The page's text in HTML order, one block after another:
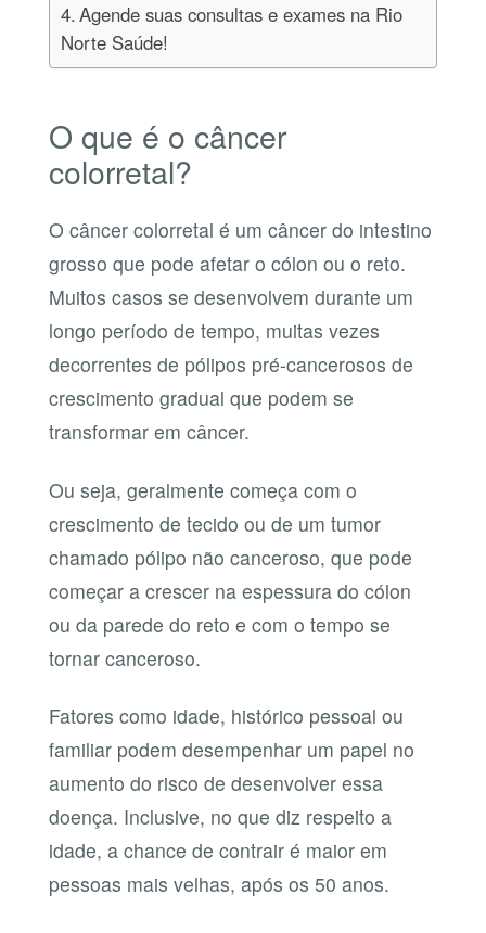
Agende suas consultas e exames na Rio
Norte Saúde!
O que é o câncer
colorretal?
O câncer colorretal é um câncer do intestino
grosso que pode afetar o cólon ou o reto.
Muitos casos se desenvolvem durante um
longo período de tempo, muitas vezes
decorrentes de pólipos pré-cancerosos de
crescimento gradual que podem se
transformar em câncer.
Ou seja, geralmente começa com o
crescimento de tecido ou de um tumor
chamado pólipo não canceroso, que pode
começar a crescer na espessura do cólon
ou da parede do reto e com o tempo se
tornar canceroso.
Fatores como idade, histórico pessoal ou
familiar podem desempenhar um papel no
aumento do risco de desenvolver essa
doença. Inclusive, no que diz respeito a
idade, a chance de contrair é maior em
pessoas mais velhas, após os 50 anos.